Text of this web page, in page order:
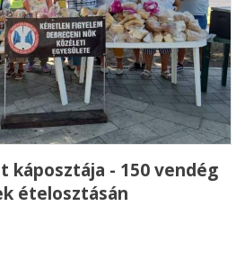
- 150 vendég
ételosztásán